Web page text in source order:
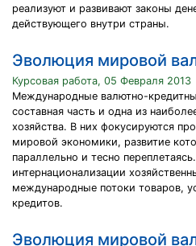
реализуют и развивают законы
действующего внутри страны.
Эволюция мировой
Курсовая работа, 05 Февраля 2013
Международные валютно-
составная часть и одна из
хозяйства. В них фокусируются
мировой экономики, развитие
параллельно и тесно
интернационализации
международные потоки товаров,
кредитов.
Эволюция мировой